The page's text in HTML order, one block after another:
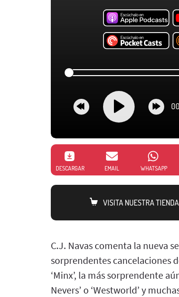
DESCARGAR EMAIL WHATSAPP
VISITA NUESTRA
C.J. Navas comenta la nueva
sorprendentes cancelaciones
‘Minx’, la más sorprendente
Nevers’ o ‘Westworld’ y